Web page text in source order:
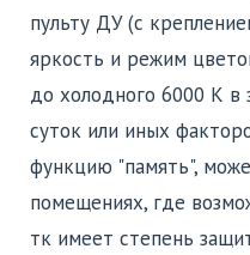
пульту ДУ (с
яркость и режим
до холодного 6000 К в
суток или иных
функцию "память",
помещениях, где
тк имеет степень